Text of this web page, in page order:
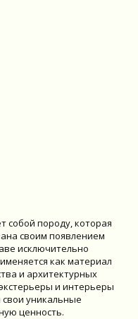
собой породу, которая
своим появлением
исключительно
как материал
и архитектурных
и интерьеры
уникальные
ценность.